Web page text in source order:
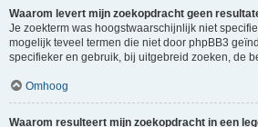
Waarom levert mijn zoekopdracht geen
Je zoekterm was hoogstwaarschijnlijk niet
mogelijk teveel termen die niet door phpBB3
specifieker en gebruik, bij uitgebreid zoeken, de
Omhoog
Waarom resulteert mijn zoekopdracht in een